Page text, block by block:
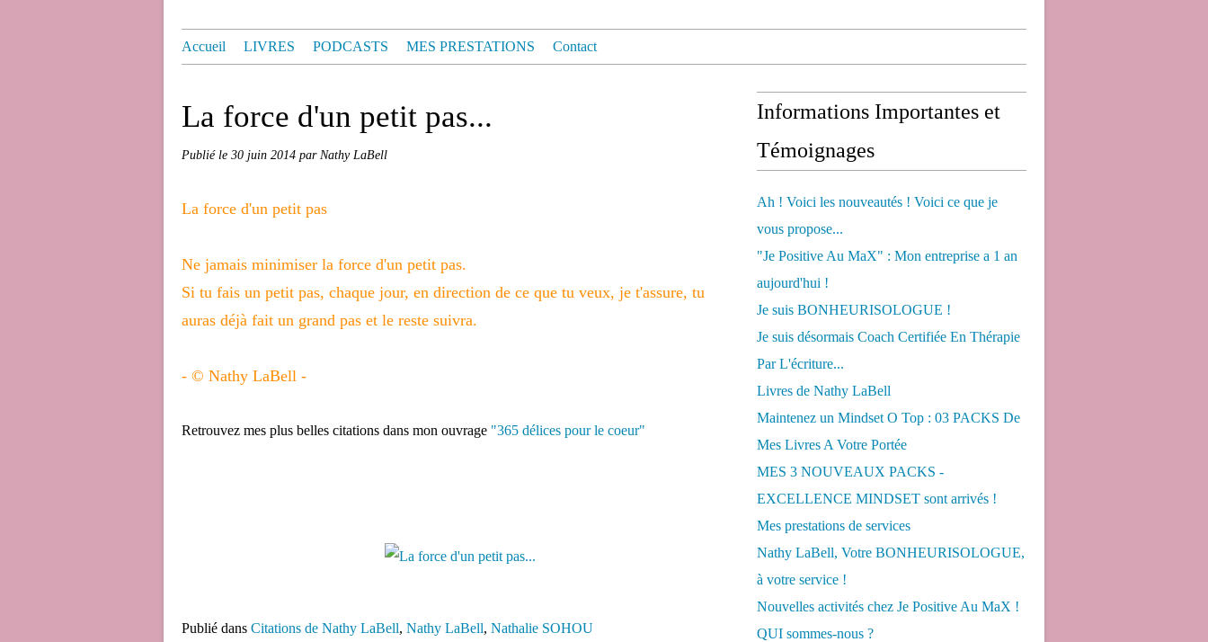
Accueil LIVRES PODCASTS MES PRESTATIONS Contact
La force d'un petit pas...
Publié le 30 juin 2014 par Nathy LaBell
La force d'un petit pas
Ne jamais minimiser la force d'un petit pas.
Si tu fais un petit pas, chaque jour, en direction de ce que tu veux, je t'assure, tu
auras déjà fait un grand pas et le reste suivra.
- © Nathy LaBell -
Retrouvez mes plus belles citations dans mon ouvrage "365 délices pour le coeur"
Publié dans Citations de Nathy LaBell, Nathy LaBell, Nathalie SOHOU
Informations Importantes et
Témoignages
Ah ! Voici les nouveautés ! Voici ce que je
vous propose...
"Je Positive Au MaX" : Mon entreprise a 1 an
aujourd'hui !
Je suis BONHEURISOLOGUE !
Je suis désormais Coach Certifiée En Thérapie
Par L'écriture...
Livres de Nathy LaBell
Maintenez un Mindset O Top : 03 PACKS De
Mes Livres A Votre Portée
MES 3 NOUVEAUX PACKS -
EXCELLENCE MINDSET sont arrivés !
Mes prestations de services
Nathy LaBell, Votre BONHEURISOLOGUE,
à votre service !
Nouvelles activités chez Je Positive Au MaX !
QUI sommes-nous ?